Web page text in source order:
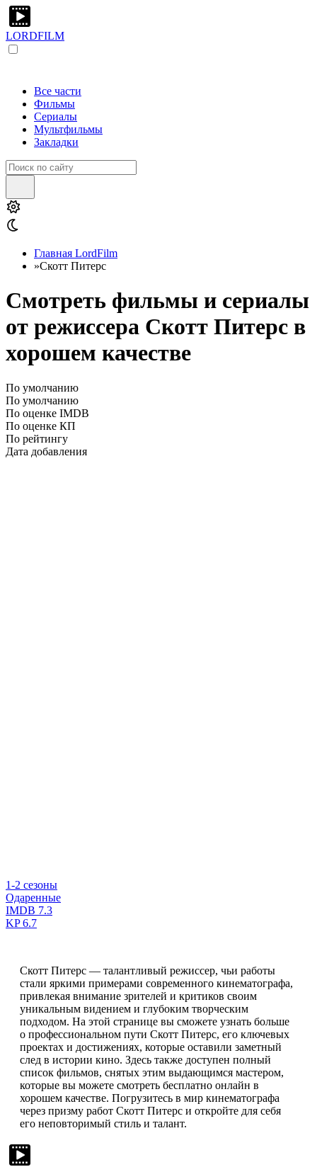
LORDFILM
Все части
Фильмы
Сериалы
Мультфильмы
Закладки
Главная LordFilm
»Скотт Питерс
Смотреть фильмы и сериалы
от режиссера Скотт Питерс в
хорошем качестве
По умолчанию
По умолчанию
По оценке IMDB
По оценке КП
По рейтингу
Дата добавления
1-2 сезоны
Одаренные
IMDB 7.3
KP6.7
Скотт Питерс — талантливый режиссер, чьи работы
стали яркими примерами современного кинематографа,
привлекая внимание зрителей и критиков своим
уникальным видением и глубоким творческим
подходом. На этой странице вы сможете узнать больше
о профессиональном пути Скотт Питерс, его ключевых
проектах и достижениях, которые оставили заметный
след в истории кино. Здесь также доступен полный
список фильмов, снятых этим выдающимся мастером,
которые вы можете смотреть бесплатно онлайн в
хорошем качестве. Погрузитесь в мир кинематографа
через призму работ Скотт Питерс и откройте для себя
его неповторимый стиль и талант.